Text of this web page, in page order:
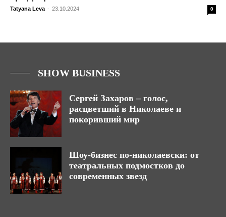
Tatyana Leva - 23.10.2024 0
SHOW BUSINESS
Сергей Захаров – голос,
расцветший в Николаеве и
покоривший мир
Шоу-бизнес по-николаевски: от
театральных подмостков до
современных звезд